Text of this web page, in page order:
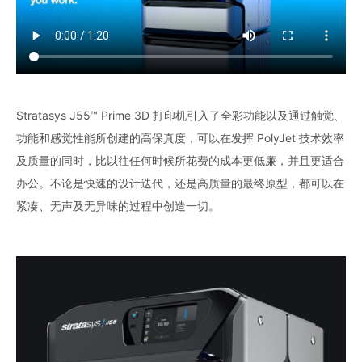
Stratasys J55™ Prime 3D 打印机引入了全彩功能以及通过触觉、
功能和感觉性能所创建的高保真度，可以在发挥 PolyJet 技术效率
及质量的同时，比以往任何时候所花费的成本更低廉，并且更适合
办公。不论是快速的设计迭代，还是高质量的最终原型，都可以在
紧凑、无声及无异味的过程中创造一切。